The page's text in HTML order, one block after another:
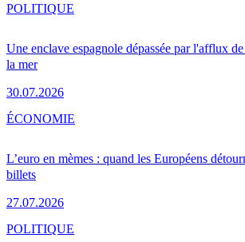
Une enclave espagnole dépassée par l'afflux
la mer
30.07.2026
POLITIQUE
L’euro en mèmes : quand les Européens
billets
27.07.2026
ÉCONOMIE
POLITIQUE